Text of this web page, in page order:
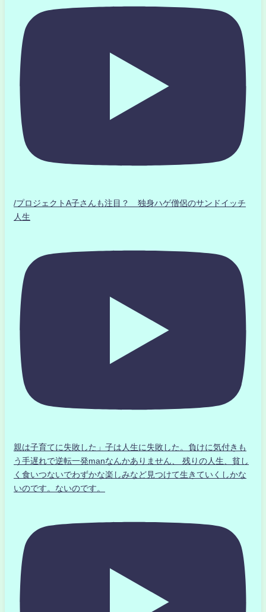
/プロジェクトA子さんも注目？ 独身ハゲ僧侶のサンドイッチ
人生
親は子育てに失敗した」子は人生に失敗した。負けに気付きも
う手遅れで逆転一発manなんかありません、 残りの人生、貧し
く食いつないでわずかな楽しみなど見つけて生きていくしかな
いのです。ないのです。